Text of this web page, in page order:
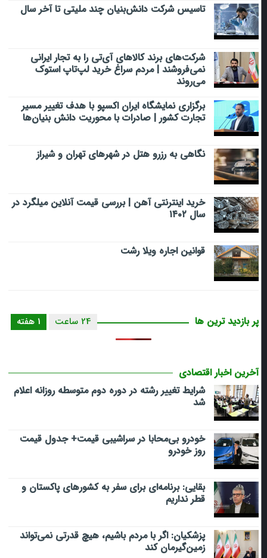
تاسیس شرکت دانش‌بنیان چند ملیتی تا آخر سال
شرکت‌های برند کالاهای آی‌تی را به تجار ایرانی
نمی‌فروشند | مردم سراغ خرید لپ‌تاپ استوک
می‌روند
برگزاری نمایشگاه ایران اکسپو با هدف تغییر مسیر
تجارت کشور | صادرات با محوریت دانش بنیان‌ها
نگاهی به رزرو هتل در شهرهای تهران و شیراز
خرید اینترنتی آهن | بررسی قیمت آنلاین میلگرد در
سال ۱۴۰۲
قوانین اجاره ویلا رشت
پر بازدید ترین ها 24 ساعت
آخرین اخبار اقتصادی
شرایط تغییر رشته در دوره دوم متوسطه روزانه اعلام
شد
خودرو بی‌محابا در سراشیبی قیمت+ جدول قیمت
روز خودرو
بقایی: برنامه‌ای برای سفر به کشورهای پاکستان و
قطر نداریم
پزشکیان: اگر با مردم باشیم، هیچ قدرتی نمی‌تواند
زمین‌گیرمان کند